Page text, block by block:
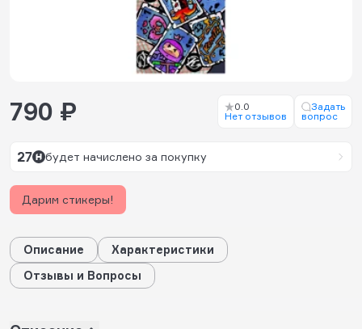
790 ₽
0.0
Нет отзывов
Задать
вопрос
27 будет начислено за покупку
Дарим стикеры!
Описание
Характеристики
Отзывы и Вопросы